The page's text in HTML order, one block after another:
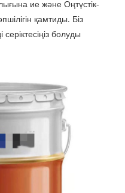
ие және Оңтүстік-
қамтиды. Біз
болуды